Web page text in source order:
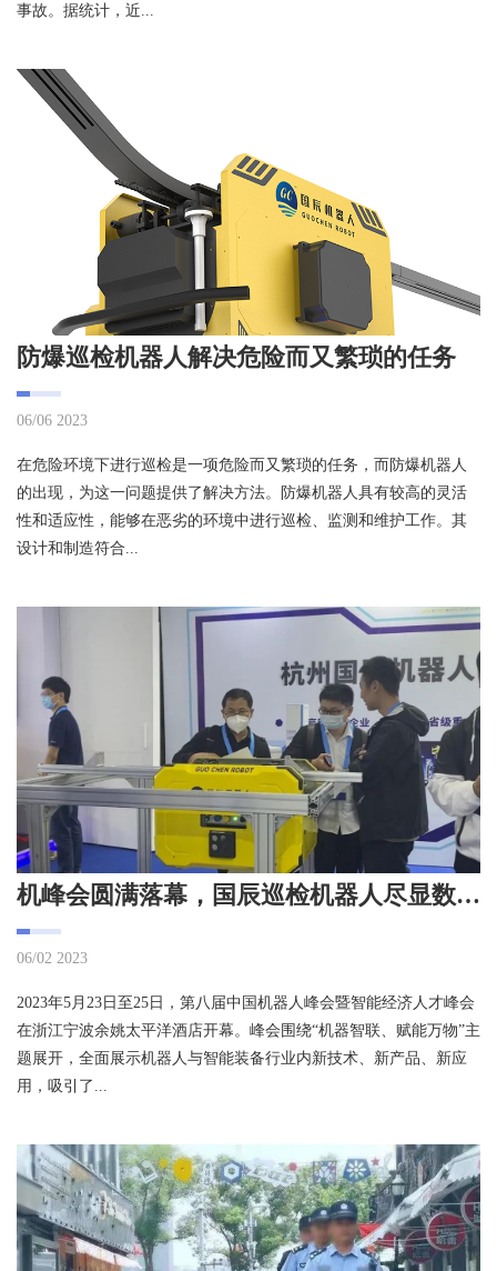
事故。据统计，近...
防爆巡检机器人解决危险而又繁琐的任务
06/06 2023
在危险环境下进行巡检是一项危险而又繁琐的任务，而防爆机器人
的出现，为这一问题提供了解决方法。防爆机器人具有较高的灵活
性和适应性，能够在恶劣的环境中进行巡检、监测和维护工作。其
设计和制造符合...
机峰会圆满落幕，国辰巡检机器人尽显数智风采
06/02 2023
2023年5月23日至25日，第八届中国机器人峰会暨智能经济人才峰会
在浙江宁波余姚太平洋酒店开幕。峰会围绕“机器智联、赋能万物”主
题展开，全面展示机器人与智能装备行业内新技术、新产品、新应
用，吸引了...